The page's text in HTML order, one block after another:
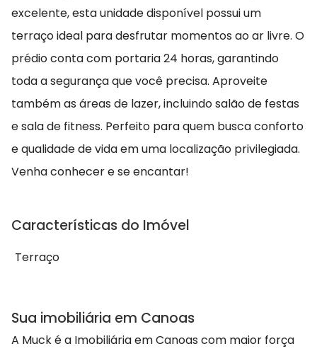
excelente, esta unidade disponível possui um
terraço ideal para desfrutar momentos ao ar livre. O
prédio conta com portaria 24 horas, garantindo
toda a segurança que você precisa. Aproveite
também as áreas de lazer, incluindo salão de festas
e sala de fitness. Perfeito para quem busca conforto
e qualidade de vida em uma localização privilegiada.
Venha conhecer e se encantar!
Características do Imóvel
Terraço
Sua imobiliária em Canoas
A Muck é a Imobiliária em Canoas com maior força